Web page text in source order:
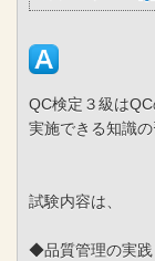
QC検定３級は
実施できる知識の
試験内容は、
◆品質管理の実践